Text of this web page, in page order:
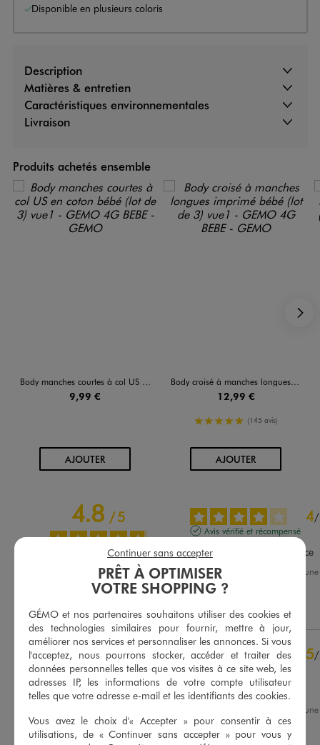
Disponible en plusieurs coloris
Description
Matières & entretien
Caractéristiques environnementales
Livraison
Produits achetés ensemble
Body manches courtes à col US en coton bébé (lot de 3)
9,99 €
AJOUTERAU PANIER
Body croisé à manches longues imprimé bébé (lot de 3)
12,99 €
5/5 de moyenne
(145 avis)
AJOUTERAU PANIER
4.8/5
avis soumis à un
contrôle
Voir tous les avis sur ce site
5étoiles
348
4étoiles
56
3étoiles
3
2étoiles
2
1étoile 0
Trier les avis
4/
Avis vérifié et récompensé
Cadeau pour une naissance
Avis du04/08/2026
, suite à
20/07/2026
Utile Signaler
5/
Avis vérifié et récompensé
Parfait
, suite à
20/07/2026 parLena C.
PRÊT À OPTIMISER
VOTRE SHOPPING ?
GÉMO et nos partenaires souhaitons utiliser des cookies et
des technologies similaires pour fournir, mettre à jour,
améliorer nos services et personnaliser les annonces. Si vous
l'acceptez, nous pourrons stocker, accéder et traiter des
données personnelles telles que vos visites à ce site web, les
adresses IP, les informations de votre compte utilisateur
telles que votre adresse e-mail et les identifiants des cookies.
Vous avez le choix d'« Accepter » pour consentir à ces
utilisations, de « Continuer sans accepter » pour vous y
Continuer sans accepter